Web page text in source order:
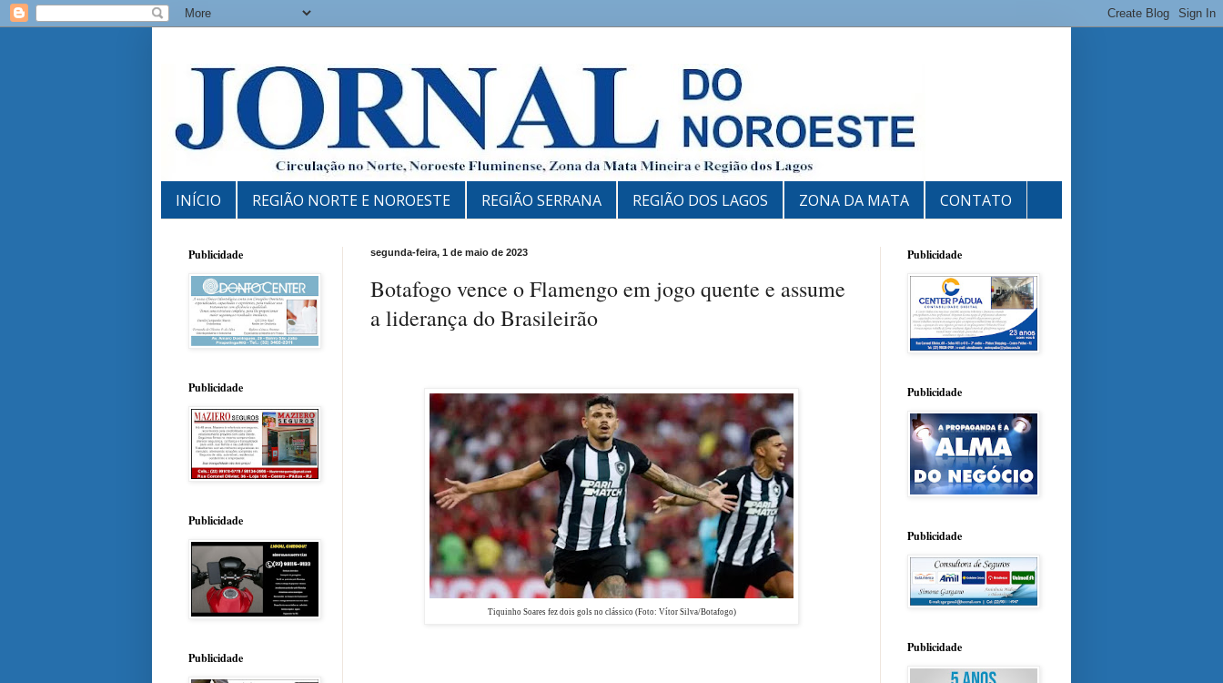
INÍCIO REGIÃO NORTE E NOROESTE REGIÃO SERRANA REGIÃO DOS LAGOS ZONA DA MATA CONTATO
segunda-feira, 1 de maio de 2023
Botafogo vence o Flamengo em jogo quente e assume
a liderança do Brasileirão
Tiquinho Soares fez dois gols no clássico (Foto: Vítor Silva/Botafogo)
Publicidade
Publicidade
Publicidade
Publicidade
Publicidade
Publicidade
Publicidade
Publicidade